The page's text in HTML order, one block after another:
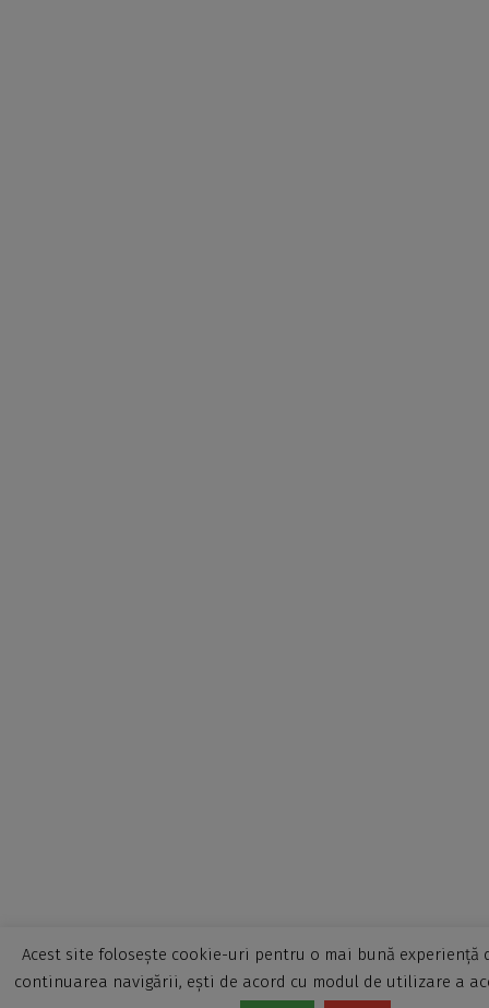
Acest site folosește cookie-uri pentru o mai bună experiență
continuarea navigării, ești de acord cu modul de utilizare a